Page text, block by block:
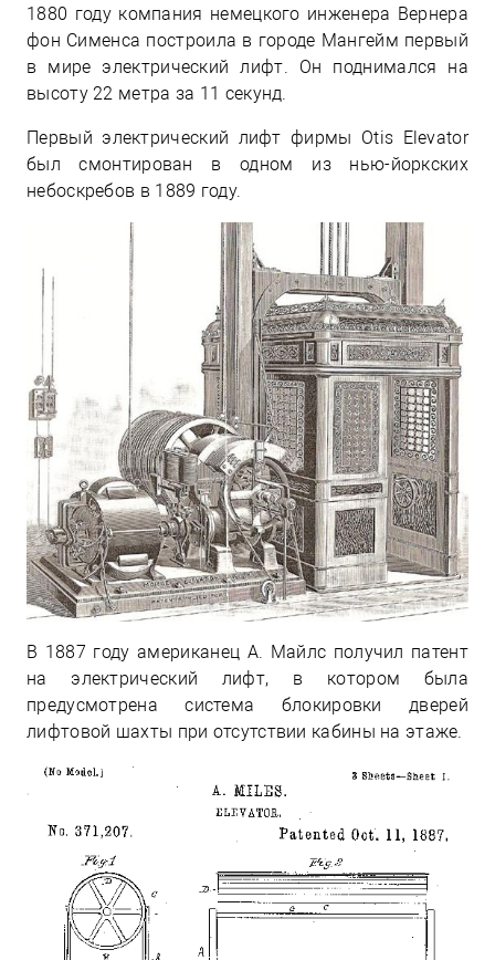
1880 году компания немецкого инженера Вернера
фон Сименса построила в городе Мангейм первый
в мире электрический лифт. Он поднимался на
высоту 22 метра за 11 секунд.
Первый электрический лифт фирмы Otis Elevator
был смонтирован в одном из нью-йоркских
небоскребов в 1889 году.
В 1887 году американец А. Майлс получил патент
на электрический лифт, в котором была
предусмотрена система блокировки дверей
лифтовой шахты при отсутствии кабины на этаже.